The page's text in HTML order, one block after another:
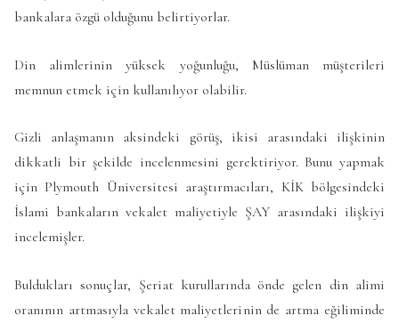
bankalara özgü olduğunu belirtiyorlar.
Din alimlerinin yüksek yoğunluğu, Müslüman müşterileri
memnun etmek için kullanılıyor olabilir.
Gizli anlaşmanın aksindeki görüş, ikisi arasındaki ilişkinin
dikkatli bir şekilde incelenmesini gerektiriyor. Bunu yapmak
için Plymouth Üniversitesi araştırmacıları, KİK bölgesindeki
İslami bankaların vekalet maliyetiyle ŞAY arasındaki ilişkiyi
incelemişler.
Buldukları sonuçlar, Şeriat kurullarında önde gelen din alimi
oranının artmasıyla vekalet maliyetlerinin de artma eğiliminde